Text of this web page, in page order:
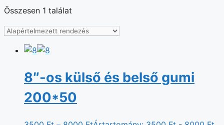
Összesen 1 találat
8″-os külső és belső gumi
200*50